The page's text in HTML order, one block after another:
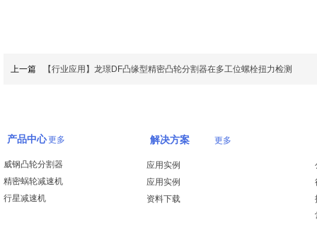
上一篇 【行业应用】龙璟DF凸缘型精密凸轮分割器在多工位螺栓扭力检测
产品中心更多
威钢凸轮分割器
精密蜗轮减速机
行星减速机
解决方案 更多
应用实例
应用实例
资料下载